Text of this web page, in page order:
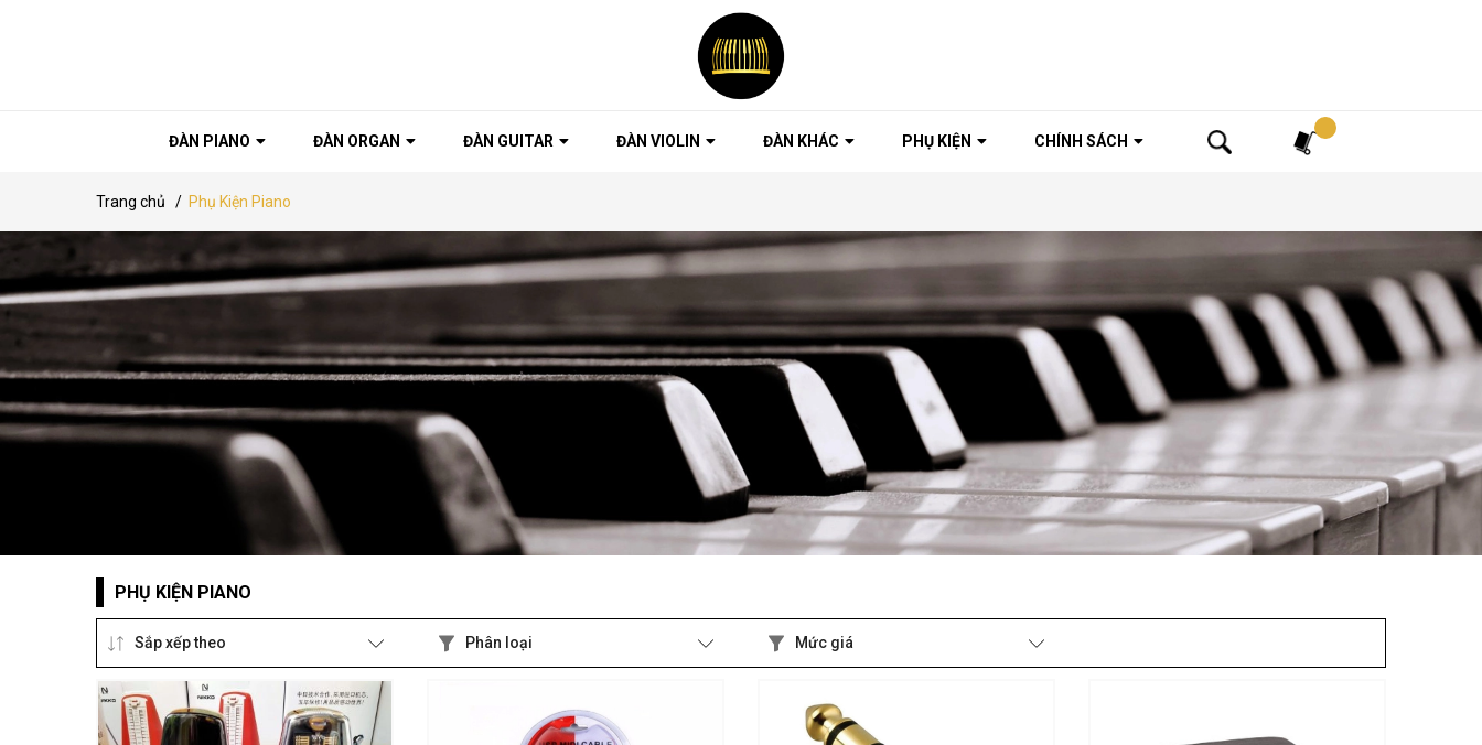
ĐÀN PIANO ĐÀN ORGAN ĐÀN GUITAR ĐÀN VIOLIN ĐÀN KHÁC PHỤ KIỆN CHÍNH SÁCH
Trang chủ / Phụ Kiện Piano
PHỤ KIỆN PIANO
Sắp xếp theo Phân loại Mức giá